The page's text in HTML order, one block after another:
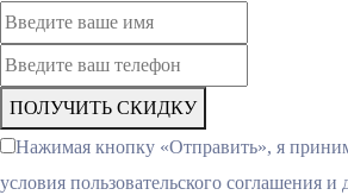
ПОЛУЧИТЬ СКИДКУ
Нажимая кнопку «Отправить», я
условия пользовательского соглашения и